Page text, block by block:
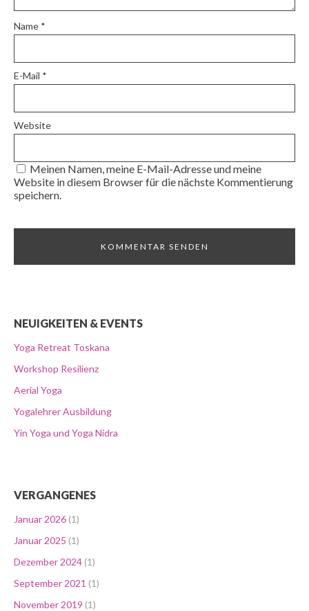
Name *
E-Mail *
Website
Meinen Namen, meine E-Mail-Adresse und meine
Website in diesem Browser für die nächste Kommentierung
speichern.
NEUIGKEITEN & EVENTS
Yoga Retreat Toskana
Workshop Resilienz
Aerial Yoga
Yogalehrer Ausbildung
Yin Yoga und Yoga Nidra
VERGANGENES
Januar 2026 (1)
Januar 2025 (1)
Dezember 2024 (1)
September 2021 (1)
November 2019 (1)